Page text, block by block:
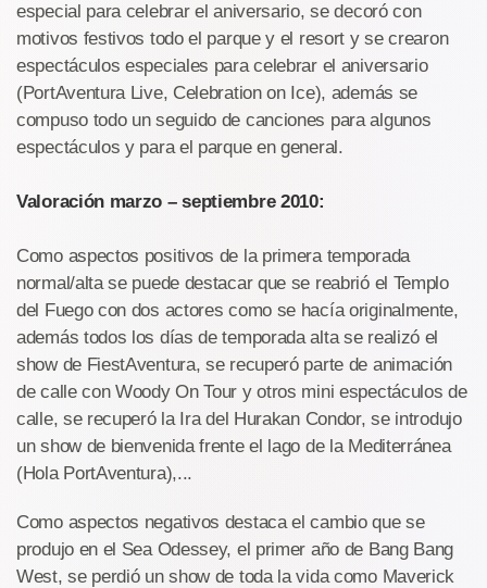
especial para celebrar el aniversario, se decoró con
motivos festivos todo el parque y el resort y se crearon
espectáculos especiales para celebrar el aniversario
(PortAventura Live, Celebration on Ice), además se
compuso todo un seguido de canciones para algunos
espectáculos y para el parque en general.
Valoración marzo – septiembre 2010:
Como aspectos positivos de la primera temporada
normal/alta se puede destacar que se reabrió el Templo
del Fuego con dos actores como se hacía originalmente,
además todos los días de temporada alta se realizó el
show de FiestAventura, se recuperó parte de animación
de calle con Woody On Tour y otros mini espectáculos de
calle, se recuperó la Ira del Hurakan Condor, se introdujo
un show de bienvenida frente el lago de la Mediterránea
(Hola PortAventura),...
Como aspectos negativos destaca el cambio que se
produjo en el Sea Odessey, el primer año de Bang Bang
West, se perdió un show de toda la vida como Maverick